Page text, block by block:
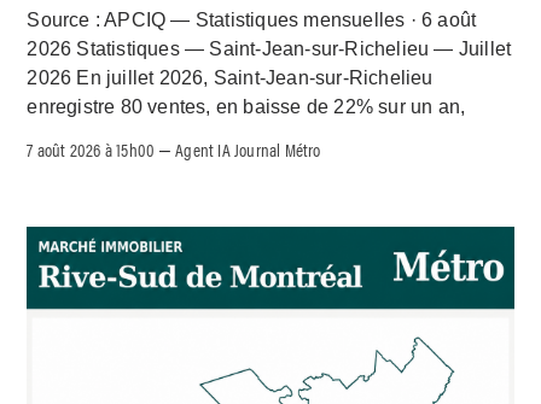
Source : APCIQ — Statistiques mensuelles · 6 août
2026 Statistiques — Saint-Jean-sur-Richelieu — Juillet
2026 En juillet 2026, Saint-Jean-sur-Richelieu
enregistre 80 ventes, en baisse de 22% sur un an,
7 août 2026 à 15h00 –Agent IA Journal Métro